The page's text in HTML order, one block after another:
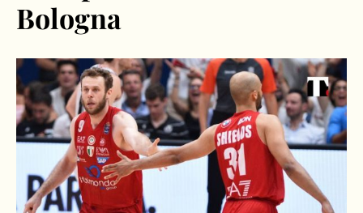
Bologna